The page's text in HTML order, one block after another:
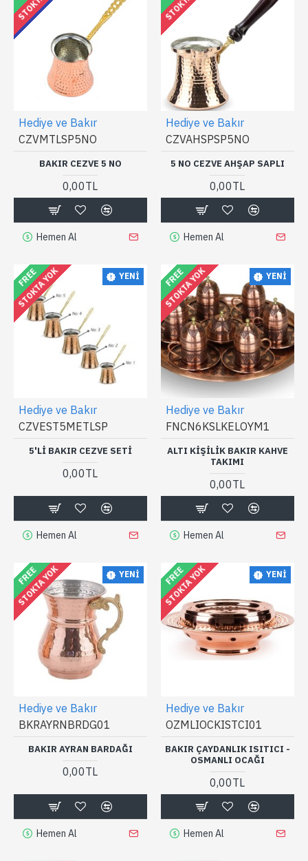
Hediye ve Bakır
CZVMTLSP5NO
BAKIR CEZVE 5 NO
0,00TL
Hemen Al
Hediye ve Bakır
CZVAHSPSP5NO
5 NO CEZVE AHŞAP SAPLI
0,00TL
Hemen Al
YENI
FREE
STOKTA YOK
Hediye ve Bakır
CZVEST5METLSP
5'LI BAKIR CEZVE SETI
0,00TL
Hemen Al
YENI
FREE
STOKTA YOK
Hediye ve Bakır
FNCN6KSLKELOYM1
ALTI KIŞILIK BAKIR KAHVE
TAKIMI
0,00TL
Hemen Al
YENI
FREE
STOKTA YOK
Hediye ve Bakır
BKRAYRNBRDG01
BAKIR AYRAN BARDAĞI
0,00TL
Hemen Al
YENI
FREE
STOKTA YOK
Hediye ve Bakır
OZMLIOCKISTCI01
BAKIR ÇAYDANLIK ISITICI -
OSMANLI OCAĞI
0,00TL
Hemen Al